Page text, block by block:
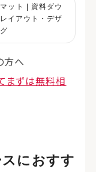
ット | 資料ダウ
イアウト・デザ
方へ
まずは無料相
におすす